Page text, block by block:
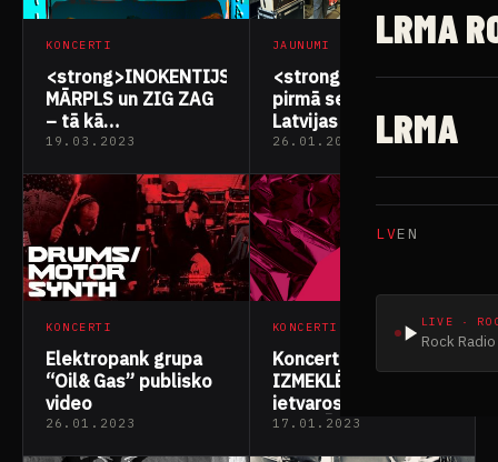
LRMA
LRMA
LVEN
LIVE ·
Rock
KONCERTI
<strong>INOKENTIJS
MĀRPLS un ZIG ZAG
– tā kā
pavasarī</strong>
19.03.2023
JAUNUMI
<strong>Publicēta
pirmā sezona
Latvijas neatkarīgās
mūzikas
raidījumam “Gaterī
ar…”</strong>
26.01.2023
KONCERTI
Elektropank grupa
“Oil& Gas” publisko
video
26.01.2023
KONCERTI
Koncerta MORĀLIE
IZMEKLĒJUMI
ietvaros uzstāsies
AMORĀLĀ PSIHŌZE
17.01.2023